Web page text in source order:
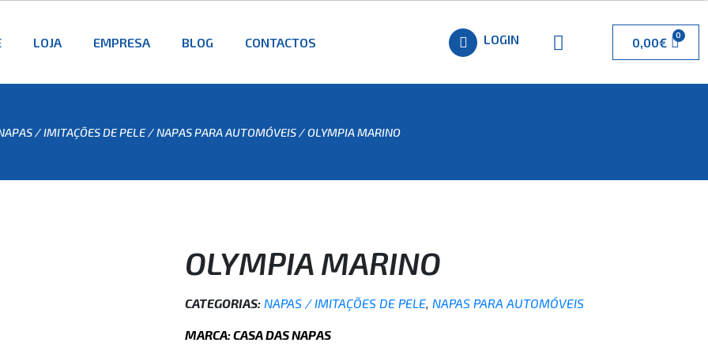
LOJA EMPRESA BLOG CONTACTOS LOGIN 0,00€
/ IMITAÇÕES DE PELE/NAPAS PARA AUTOMÓVEIS/ OLYMPIA MARINO
OLYMPIA MARINO
CATEGORIAS: NAPAS / IMITAÇÕES DE PELE, NAPAS PARA AUTOMÓVEIS
MARCA: CASA DAS NAPAS